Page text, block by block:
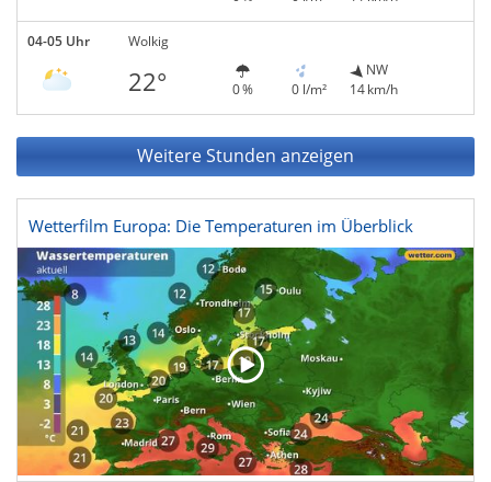
04-05 Uhr Wolkig
22° 0 % 0 l/m²
NW
14 km/h
Weitere Stunden anzeigen
Wetterfilm Europa: Die Temperaturen im Überblick